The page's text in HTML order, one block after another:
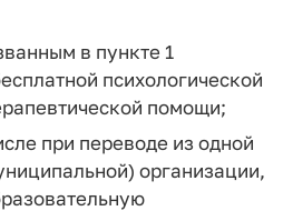
в пункте 1
психологической
помощи;
при переводе из одной
организации,